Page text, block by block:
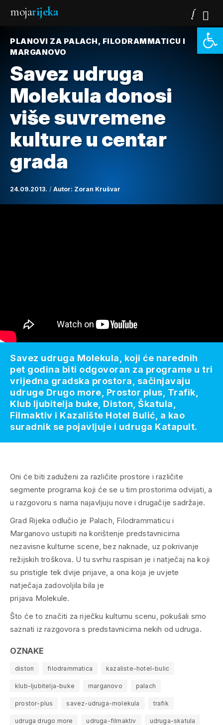
mojarijeka
PLANOVI ZA PALACH, FILODRAMMATICU I
MARGANOVO
Savez udruga
Molekula donosi
više suvremene
kulture u centar
grada
24.09.2013. Autor: Zoran Krušvar
Oni će biti zaduženi za različite prostore i različite
segmente programa koji će se u tim prostorima odvijati, a
u razgovoru s nama najavljuju nove i drugačije sadržaje.
Grad Rijeka odlučio je Palach, Filodrammaticu i
Marganovo ustupiti na korištenje predstavnicima
nezavisne kulturne scene, bez naknade, uz pokrivanje
režijskih troškova. U tu svrhu raspisan je i natječaj na koji
su pristigle tek dvije prijave, a ona koja je uvjete
natječaja zadovoljila bila je
prijava Molekule.
Što će to značiti za riječku kulturnu scenu, pokušali smo
saznati iz razgovora s predstavnicima nekih od udruga.
OZNAKE
diston filodrammatica kazaliste-hotel-bulic
klub-ljubitelja-buke marganovo palach
prostor-plus savez-udruga-molekula trafik
udruga drugo more udruga-filmaktiv udruga-skatula
Savez udruga Molekula, koji će narednih
pet godina biti odgovoran za programe u tri
vrijedna gradska prostora, sačinjavaju
udruge Drugo more, Prostor plus, Trafik,
Klub ljubitelja buke, Diston, Škatula,
Filmaktiv i Kazalište Hotel Bulić, a kao
suradnik se pojavljuje i udruga Katapult.